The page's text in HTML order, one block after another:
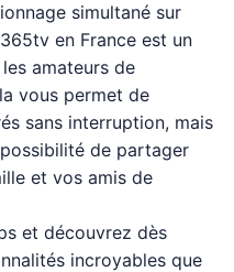
simultané sur
en France est un
amateurs de
vous permet de
sans interruption, mais
de partager
et vos amis de
et découvrez dès
incroyables que